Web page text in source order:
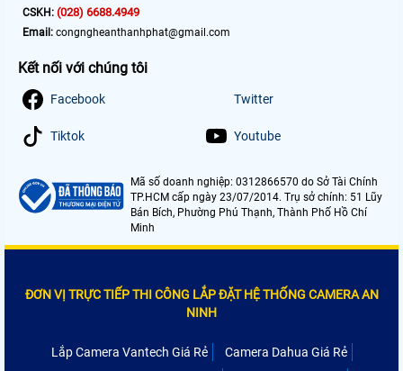
CSKH: (028) 6688.4949
Email: congngheanthanhphat@gmail.com
Kết nối với chúng tôi
Facebook Twitter
Tiktok Youtube
Mã số doanh nghiệp: 0312866570 do Sở Tài Chính
TP.HCM cấp ngày 23/07/2014. Trụ sở chính: 51 Lũy
Bán Bích, Phường Phú Thạnh, Thành Phố Hồ Chí
Minh
ĐƠN VỊ TRỰC TIẾP THI CÔNG LẮP ĐẶT HỆ THỐNG CAMERA AN
NINH
Lắp Camera Vantech Giá Rẻ
Camera Dahua Giá Rẻ